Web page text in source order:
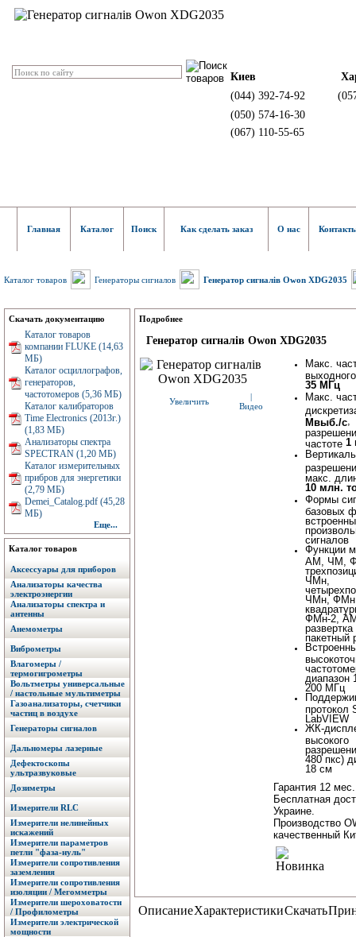
Киев
(044) 392-74-92
(050) 574-16-30
(067) 110-55-65
Главная Каталог Поиск Как сделать заказ О нас
Каталог товаров Генераторы сигналов Генератор сигналів Owon XDG2035
Скачать документацию
Каталог товаров
компании FLUKE (14,63
МБ)
Каталог осциллографов,
генераторов,
частотомеров (5,36 МБ)
Каталог калибраторов
Time Electronics (2013г.)
(1,83 МБ)
Анализаторы спектра
SPECTRAN (1,20 МБ)
Каталог измерительных
прибров для энергетики
(2,79 МБ)
Demei_Catalog.pdf (45,28
МБ)
Еще...
Каталог товаров
Аксессуары для приборов
Анализаторы качества
электроэнергии
Анализаторы спектра и
антенны
Анемометры
Виброметры
Влагомеры /
термогигрометры
Вольтметры универсальные
/ настольные мультиметры
Газоанализаторы, счетчики
частиц в воздухе
Генераторы сигналов
Дальномеры лазерные
Дефектоскопы
ультразвуковые
Дозиметры
Измерители RLC
Измерители нелинейных
искажений
Измерители параметров
петли "фаза-нуль"
Измерители сопротивления
заземления
Измерители сопротивления
изоляции / Мегомметры
Измерители шероховатости
/ Профилометры
Измерители электрической
мощности
Подробнее
Генератор сигналів Owon XDG2035
Увеличить
|
Видео
Макс.
35 МГц
Макс.
Мвыб./с,
частоте 1
макс.
10 млн.
Формы
базовых
сигналов
Функции
АМ, ЧМ,
ЧМн,
ЧМн,
ФМн-2,
развертка
пакетный
диапазон
200 МГц
протокол
LabVIEW
ЖК-
высокого
480 пкс)
18 см
Гарантия 12 мес.
Бесплатная
Украине.
Производство
качественный
ОписаниеХарактеристикиСкачать